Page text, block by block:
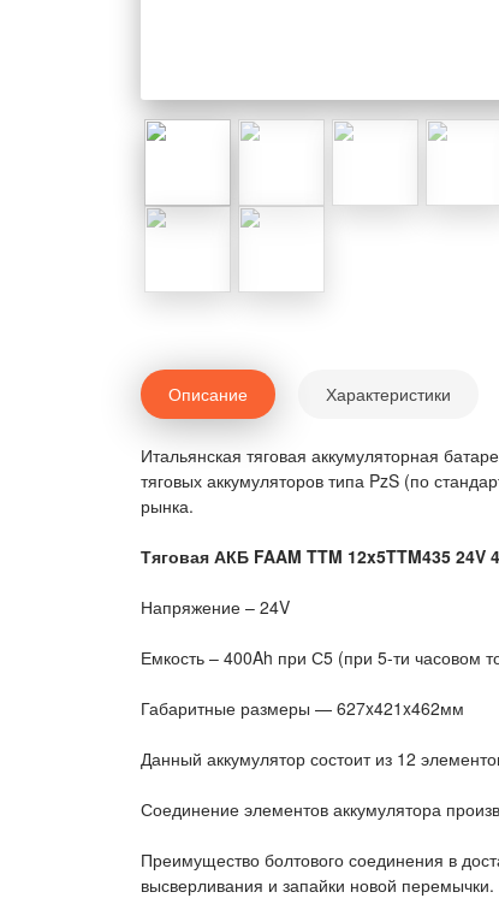
Описание Характеристики
Итальянская тяговая аккумуляторная
тяговых аккумуляторов типа PzS (по
рынка.
Тяговая АКБ FAAM TTM 12x5TTM435
Напряжение – 24V
Емкость – 400Ah при С5 (при 5-ти часовом
Габаритные размеры — 627x421x462мм
Данный аккумулятор состоит из 12
Соединение элементов аккумулятора
Преимущество болтового соединения в
высверливания и запайки новой перемычки.